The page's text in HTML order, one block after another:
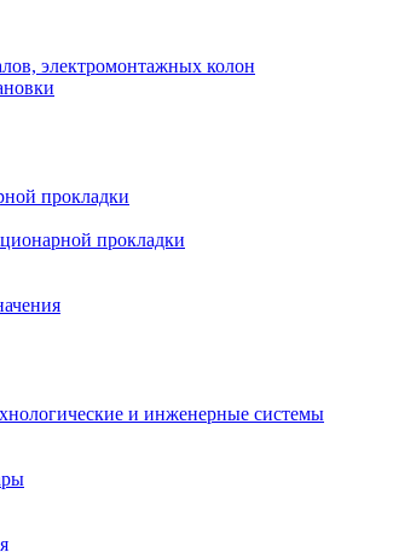
электромонтажных колон
прокладки
прокладки
и инженерные системы